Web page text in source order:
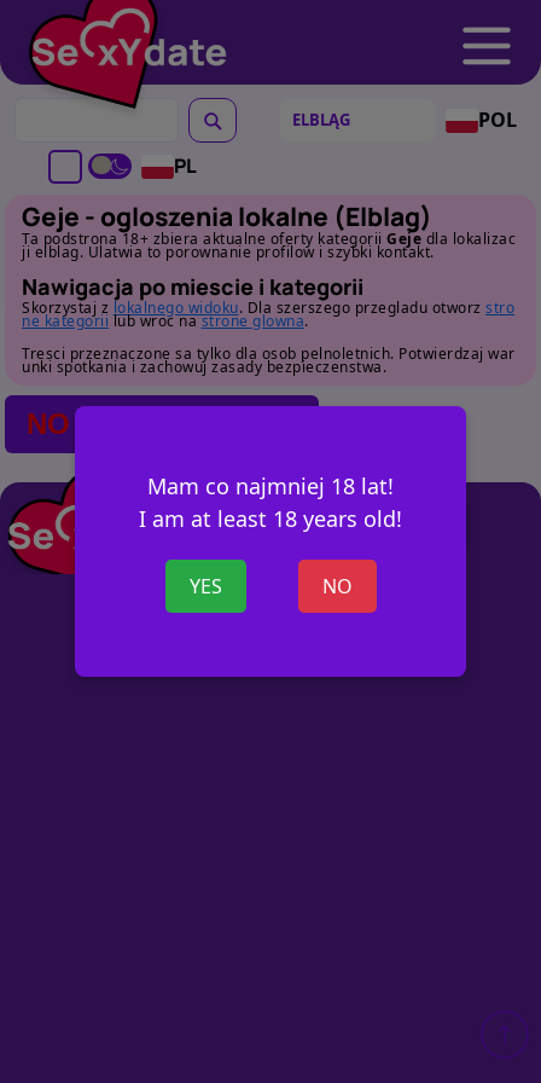
POL
PL
Mam co najmniej 18 lat!
I am at least 18 years old!
YES NO
Geje - ogloszenia lokalne (Elblag)
Ta podstrona 18+ zbiera aktualne oferty kategorii Geje dla lokalizac
ji elblag. Ulatwia to porownanie profilow i szybki kontakt.
Nawigacja po miescie i kategorii
Skorzystaj z lokalnego widoku. Dla szerszego przegladu otworz stro
ne kategorii lub wroc nastrone glowna.
Tresci przeznaczone sa tylko dla osob pelnoletnich. Potwierdzaj war
unki spotkania i zachowuj zasady bezpieczenstwa.
NO POSTS FOUND
+ OGŁOSZ